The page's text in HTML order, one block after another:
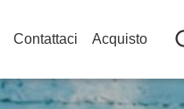
Contattaci Acquisto